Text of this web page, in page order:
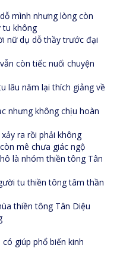
mình nhưng lòng còn
tu không
nữ dụ dỗ thầy trước đại
còn tiếc nuối chuyện
lâu năm lại thích giảng về
nhưng không chịu hoàn
ra rồi phải không
mê chưa giác ngộ
là nhóm thiền tông Tân
tu thiền tông tâm thần
thiền tông Tân Diệu
giúp phổ biến kinh